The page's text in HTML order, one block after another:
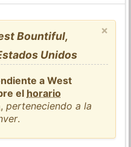
×
Bountiful,
Unidos
a West
el horario
,perteneciendo a la
.